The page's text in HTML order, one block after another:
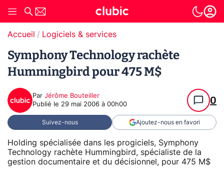
Accueil Logiciels & services
Symphony Technology rachète
Hummingbird pour 475 M$
Par Jérôme Bouteiller
Publié le 29 mai 2006 à 00h00 0
Suivez-nous Ajoutez-nous en favori
Holding spécialisée dans les progiciels, Symphony
Technology rachète Hummingbird, spécialiste de la
gestion documentaire et du décisionnel, pour 475 M$